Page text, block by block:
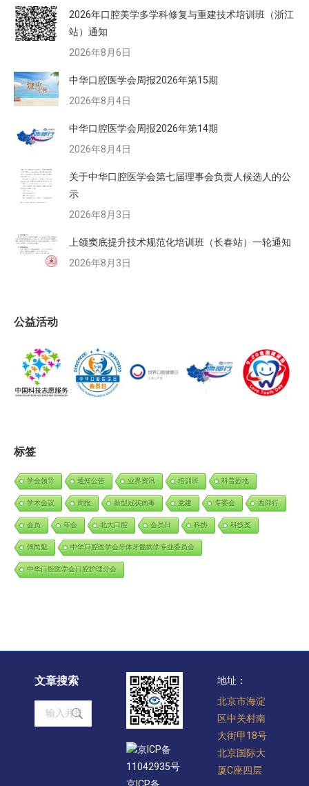
2026年口腔美学多学科修复与重建技术培训班（浙江
站）通知
2026年8月6日
中华口腔医学会周报2026年第15期
2026年8月4日
中华口腔医学会周报2026年第14期
2026年8月4日
关于中华口腔医学会第七届理事会负责人候选人的公
示
2026年8月3日
上颌窦底提升技术规范化培训班（长春站）一轮通知
2026年8月3日
公益活动
标签
学会领导 通知公告 业界资讯 培训班 科普园地
学术会议 周报 新型冠状病毒 党建 专委会 西部行
会员 年会 北大口腔 会员日 科协 科技奖
傅民魁 中华口腔医学会牙体牙髓病学专业委员会
中华口腔医学会口腔护理分会
文章搜索
Search:
京ICP备
11042935号
地址：
北京市海淀
区中关村南
大街甲18号
北京国际大
厦C座四层